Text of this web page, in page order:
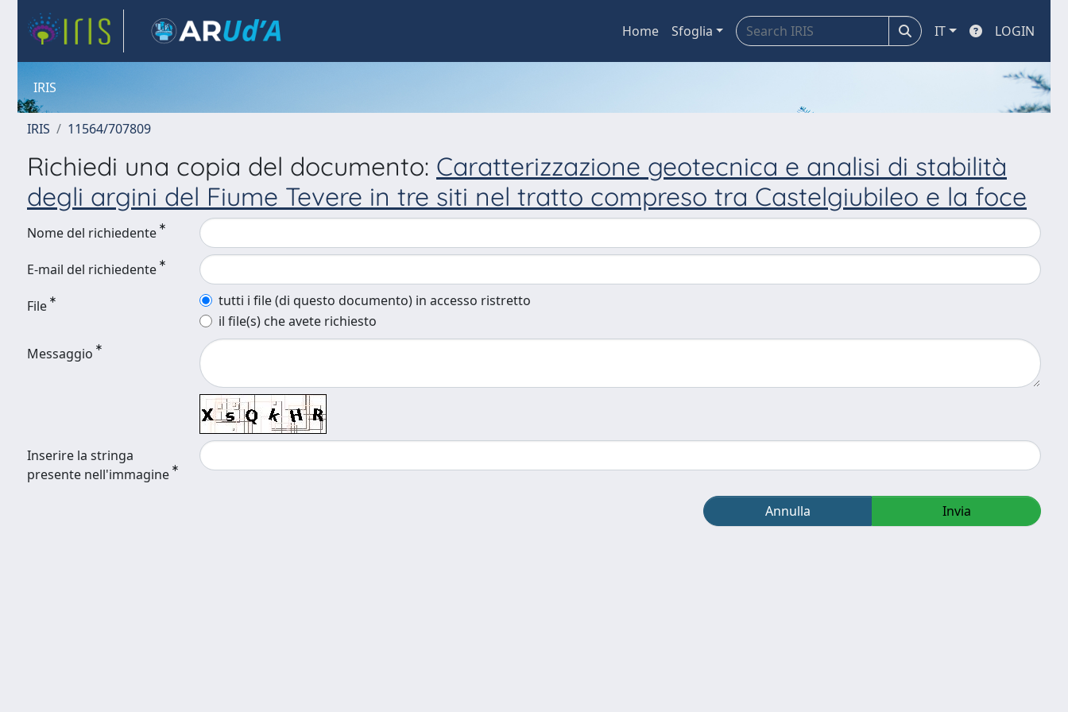
Home Sfoglia IT LOGIN
IRIS
IRIS 11564/707809
Richiedi una copia del documento: Caratterizzazione geotecnica e analisi di stabilità
degli argini del Fiume Tevere in tre siti nel tratto compreso tra Castelgiubileo e la foce
Nome del richiedente
E-mail del richiedente
File
tutti i file (di questo documento) in accesso ristretto
il file(s) che avete richiesto
Messaggio
Inserire la stringa
presente nell'immagine
Annulla Invia